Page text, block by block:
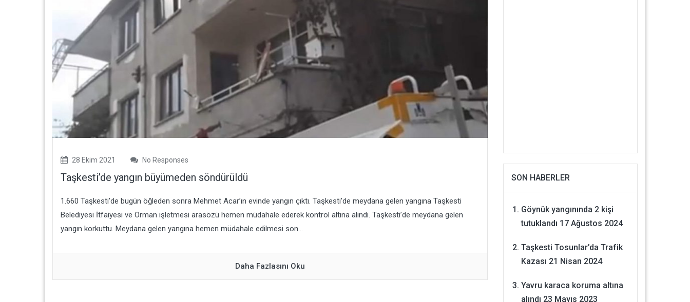
28 Ekim 2021 No Responses
Taşkesti’de yangın büyümeden söndürüldü
1.660 Taşkesti’de bugün öğleden sonra Mehmet Acar’ın evinde yangın çıktı. Taşkesti’de meydana gelen yangına Taşkesti
Belediyesi İtfaiyesi ve Orman işletmesi arasözü hemen müdahale ederek kontrol altına alındı. Taşkesti’de meydana gelen
yangın korkuttu. Meydana gelen yangına hemen müdahale edilmesi son...
Daha Fazlasını Oku
SON HABERLER
Göynük yangınında 2 kişi
tutuklandı 17 Ağustos 2024
Taşkesti Tosunlar’da Trafik
Kazası 21 Nisan 2024
Yavru karaca koruma altına
alındı 23 Mayıs 2023